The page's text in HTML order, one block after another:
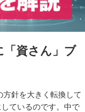
資さん」ブ
針を大きく転換して
ているのです。中で